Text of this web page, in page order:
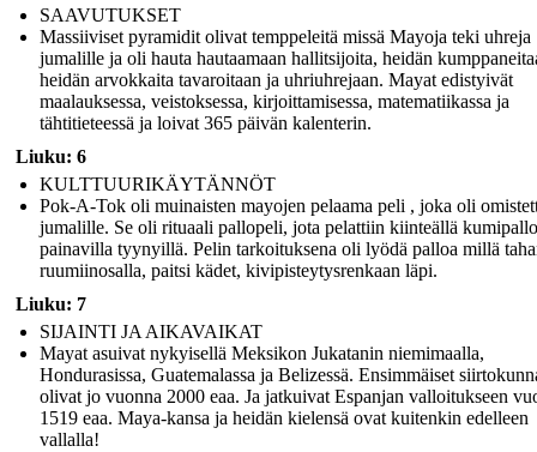
SAAVUTUKSET
Massiiviset pyramidit olivat temppeleitä missä Mayoja teki uhreja
jumalille ja oli hauta hautaamaan hallitsijoita, heidän
heidän arvokkaita tavaroitaan ja uhriuhrejaan. Mayat edistyivät
maalauksessa, veistoksessa, kirjoittamisessa, matematiikassa ja
tähtitieteessä ja loivat 365 päivän kalenterin.
Liuku: 6
KULTTUURIKÄYTÄNNÖT
Pok-A-Tok oli muinaisten mayojen pelaama peli , joka oli
jumalille. Se oli rituaali pallopeli, jota pelattiin kiinteällä
painavilla tyynyillä. Pelin tarkoituksena oli lyödä palloa millä
ruumiinosalla, paitsi kädet, kivipisteytysrenkaan läpi.
Liuku: 7
SIJAINTI JA AIKAVAIKAT
Mayat asuivat nykyisellä Meksikon Jukatanin niemimaalla,
Hondurasissa, Guatemalassa ja Belizessä. Ensimmäiset
olivat jo vuonna 2000 eaa. Ja jatkuivat Espanjan valloitukseen
1519 eaa. Maya-kansa ja heidän kielensä ovat kuitenkin edelleen
vallalla!